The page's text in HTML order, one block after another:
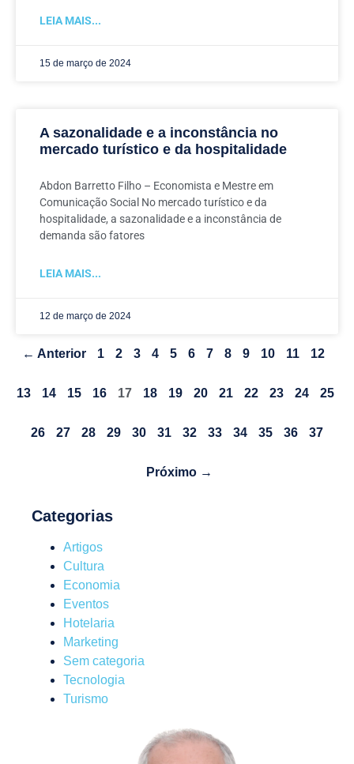
LEIA MAIS...
15 de março de 2024
A sazonalidade e a inconstância no
mercado turístico e da hospitalidade
Abdon Barretto Filho – Economista e Mestre em
Comunicação Social No mercado turístico e da
hospitalidade, a sazonalidade e a inconstância de
demanda são fatores
LEIA MAIS...
12 de março de 2024
← Anterior 1 2 3 4 5 6 7 8 9 10 11 12
13 14 15 16 17 18 19 20 21 22 23 24 25
26 27 28 29 30 31 32 33 34 35 36 37
Próximo →
Categorias
Artigos
Cultura
Economia
Eventos
Hotelaria
Marketing
Sem categoria
Tecnologia
Turismo